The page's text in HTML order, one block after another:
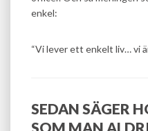
enkel:
“Vi lever ett enkelt liv… vi
SEDAN SÄGER
SOM MAN